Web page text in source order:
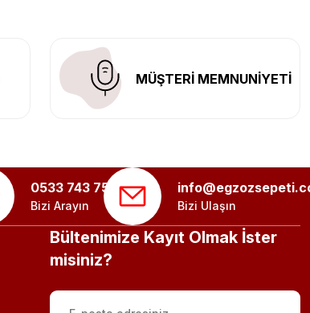
MÜŞTERİ MEMNUNİYETİ
0533 743 75 56
Bizi Arayın Bizi Ulaşın
Bültenimize Kayıt Olmak İster
misiniz?